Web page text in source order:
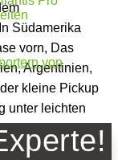
Südamerika
vorn, Das
Argentinien,
kleine Pickup
unter leichten
von